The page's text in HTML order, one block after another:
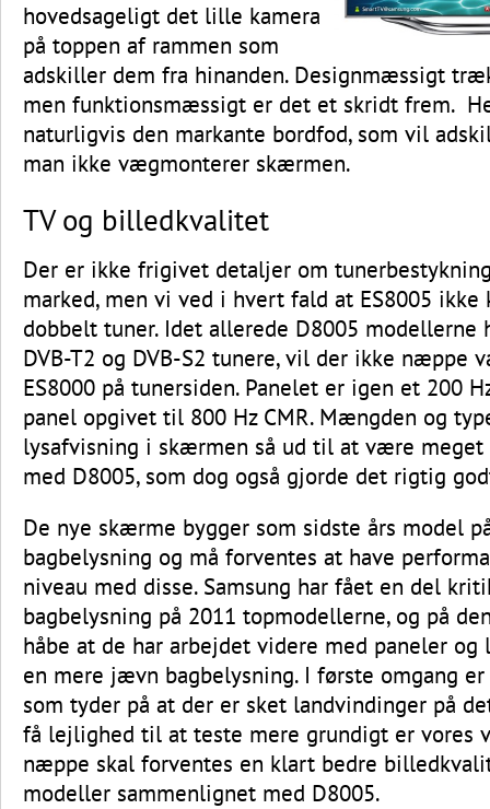
hovedsageligt det lille kamera
på toppen af rammen som
adskiller dem fra hinanden. Designmæssigt
men funktionsmæssigt er det et skridt frem.
naturligvis den markante bordfod, som vil
man ikke vægmonterer skærmen.
TV og billedkvalitet
Der er ikke frigivet detaljer om
marked, men vi ved i hvert fald at ES8005 ikke
dobbelt tuner. Idet allerede D8005 modellerne
DVB-T2 og DVB-S2 tunere, vil der ikke næppe
ES8000 på tunersiden. Panelet er igen et 200
panel opgivet til 800 Hz CMR. Mængden og
lysafvisning i skærmen så ud til at være
med D8005, som dog også gjorde det rigtig
De nye skærme bygger som sidste års model
bagbelysning og må forventes at have
niveau med disse. Samsung har fået en del
bagbelysning på 2011 topmodellerne, og på
håbe at de har arbejdet videre med paneler
en mere jævn bagbelysning. I første omgang
som tyder på at der er sket landvindinger på
få lejlighed til at teste mere grundigt er vores
næppe skal forventes en klart bedre
modeller sammenlignet med D8005.